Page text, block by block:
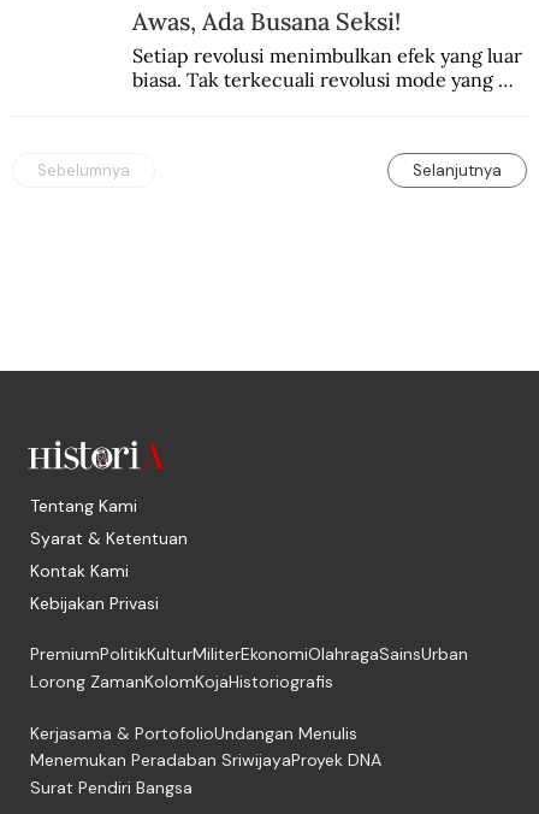
Awas, Ada Busana Seksi!
Setiap revolusi menimbulkan efek yang luar
biasa. Tak terkecuali revolusi mode yang
Sebelumnya Selanjutnya
Tentang Kami
Syarat & Ketentuan
Kontak Kami
Kebijakan Privasi
PremiumPolitikKulturMiliterEkonomiOlahragaSainsUrban
Lorong ZamanKolomKojaHistoriografis
Kerjasama & PortofolioUndangan Menulis
Menemukan Peradaban SriwijayaProyek DNA
Surat Pendiri Bangsa